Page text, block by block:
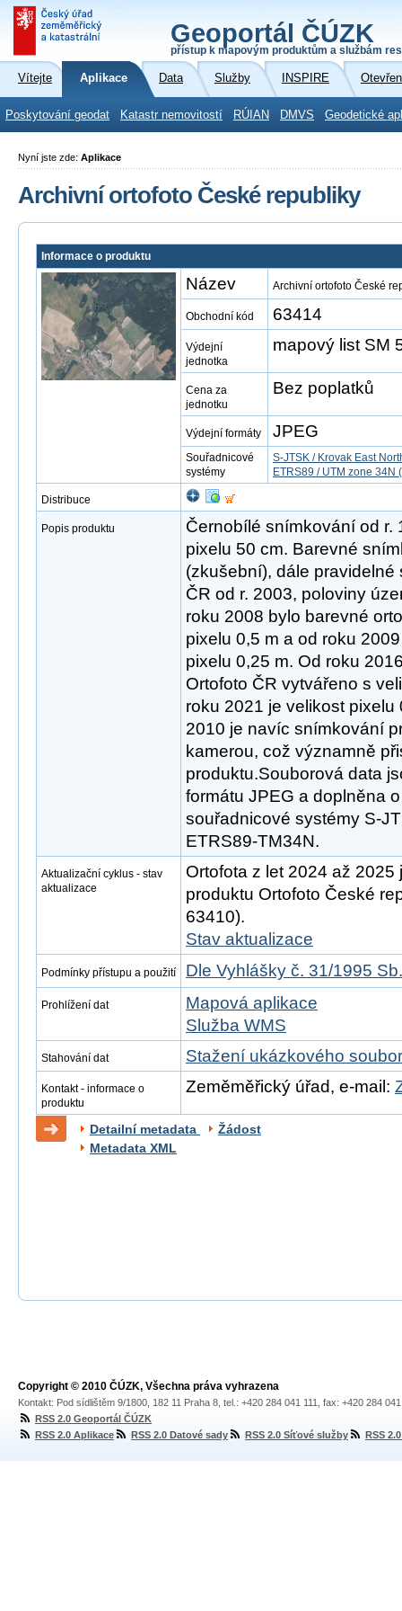
Geoportál ČÚZK
přístup k mapovým produktům a službám
Vítejte Aplikace Data Služby INSPIRE
Poskytování geodat Katastr nemovitostí RÚIAN DMVS Geodetické
Nyní jste zde: Aplikace
Archivní ortofoto České republiky
Informace o produktu
Název Archivní ortofoto České
Obchodní kód 63414
Výdejní
jednotka
mapový list SM
Cena za
jednotku
Bez poplatků
Výdejní formáty JPEG
Souřadnicové
systémy
S-JTSK / Krovak East
ETRS89 / UTM zone 34N
Distribuce
Popis produktu
Černobílé snímkování od r.
pixelu 50 cm. Barevné
(zkušební), dále
ČR od r. 2003, poloviny
roku 2008 bylo barevné
pixelu 0,5 m a od roku
pixelu 0,25 m. Od roku
Ortofoto ČR vytvářeno s
roku 2021 je velikost
2010 je navíc snímkování
kamerou, což významně
produktu.Souborová data
formátu JPEG a doplněna
souřadnicové systémy S-
ETRS89-TM34N.
Aktualizační cyklus - stav
aktualizace
Ortofota z let 2024 až
produktu Ortofoto České
63410).
Stav aktualizace
Podmínky přístupu a použití Dle Vyhlášky č. 31/1995 Sb.
Prohlížení dat
Mapová aplikace
Služba WMS
Stahování dat Stažení ukázkového
Kontakt - informace o
produktu
Zeměměřický úřad, e-mail:
Detailní metadata
Žádost
Metadata XML
Copyright © 2010 ČÚZK, Všechna práva vyhrazena
Kontakt: Pod sídlištěm 9/1800, 182 11 Praha 8, tel.: +420 284 041 111, fax: +420 284
RSS 2.0 Geoportál ČÚZK
RSS 2.0 Aplikace
RSS 2.0 Datové sady RSS 2.0 Síťové služby RSS